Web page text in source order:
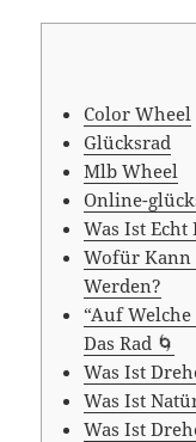
Color Wheel
Glücksrad
Mlb Wheel
Online-
Was Ist Echt
Wofür Kann
Werden?
“Auf
Das Rad 🌀
Was Ist
Was Ist
Was Ist